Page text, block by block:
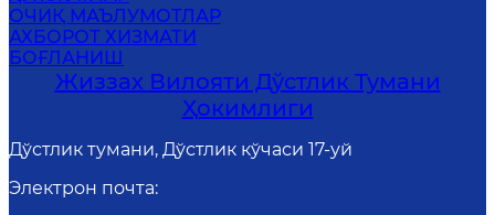
ОЧИҚ МАЪЛУМОТЛАР
АХБОРОТ ХИЗМАТИ
БОҒЛАНИШ
Жиззах Вилояти Дўстлик Тумани
Ҳокимлиги
Дўстлик тумани, Дўстлик кўчаси 17-уй
Электрон почта: